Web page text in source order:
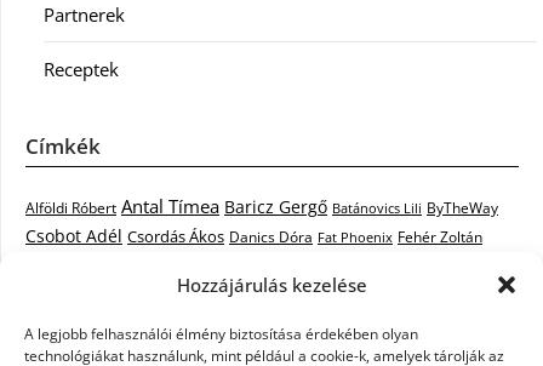
Hozzájárulás kezelése
A legjobb felhasználói élmény biztosítása érdekében olyan
technológiákat használunk, mint például a cookie-k, amelyek tárolják az
Partnerek
Receptek
Címkék
Alföldi Róbert Antal Tímea Baricz Gergő Batánovics Lili ByTheWay
Csobot Adél Csordás Ákos Danics Dóra Fat Phoenix Fehér Zoltán
Kovács László Stone
Krasznai Tünde Like LiL C. Malek Miklós mentor Muri Enikő